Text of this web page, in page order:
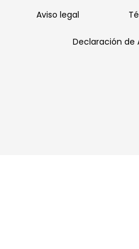
Aviso legal
Declaración de